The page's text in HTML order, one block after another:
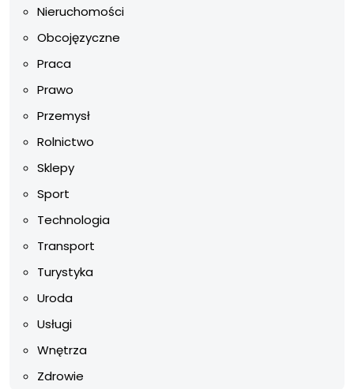
Nieruchomości
Obcojęzyczne
Praca
Prawo
Przemysł
Rolnictwo
Sklepy
Sport
Technologia
Transport
Turystyka
Uroda
Usługi
Wnętrza
Zdrowie